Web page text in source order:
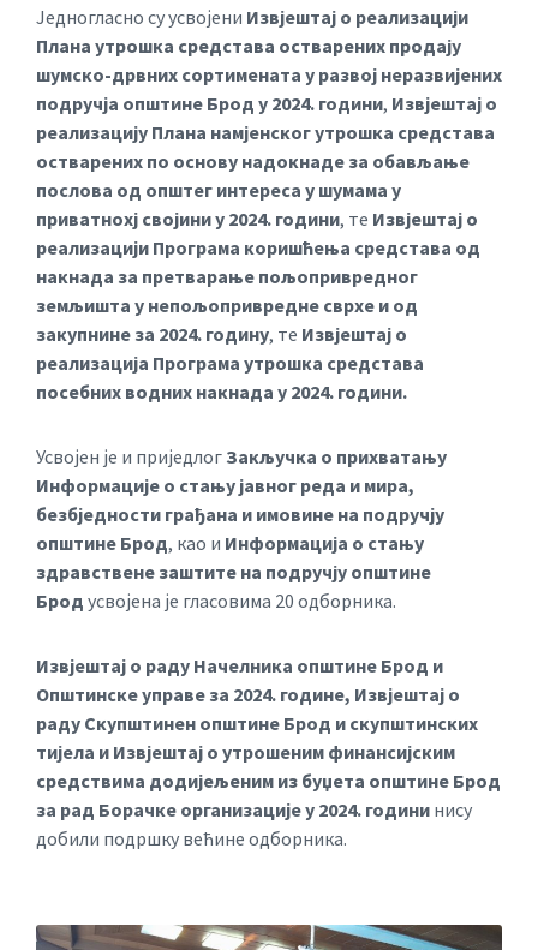
Једногласно су усвојени Извјештај о реализацији
Плана утрошка средстава остварених продају
шумско-дрвних сортимената у развој неразвијених
подручја општине Брод у 2024. години, Извјештај о
реализацију Плана намјенског утрошка средстава
остварених по основу надокнаде за обављање
послова од општег интереса у шумама у
приватнохј својини у 2024. години, те Извјештај о
реализацији Програма коришћења средстава од
накнада за претварање пољопривредног
земљишта у непољопривредне сврхе и од
закупнине за 2024. годину, те Извјештај о
реализација Програма утрошка средстава
посебних водних накнада у 2024. години.
Усвојен је и приједлог Закључка о прихватању
Информације о стању јавног реда и мира,
безбједности грађана и имовине на подручју
општине Брод, као и Информација о стању
здравствене заштите на подручју општине
Брод усвојена је гласовима 20 одборника.
Извјештај о раду Начелника општине Брод и
Општинске управе за 2024. године, Извјештај о
раду Скупштинен општине Брод и скупштинских
тијела и Извјештај о утрошеним финансијским
средствима додијељеним из буџета општине Брод
за рад Борачке организације у 2024. години нису
добили подршку већине одборника.